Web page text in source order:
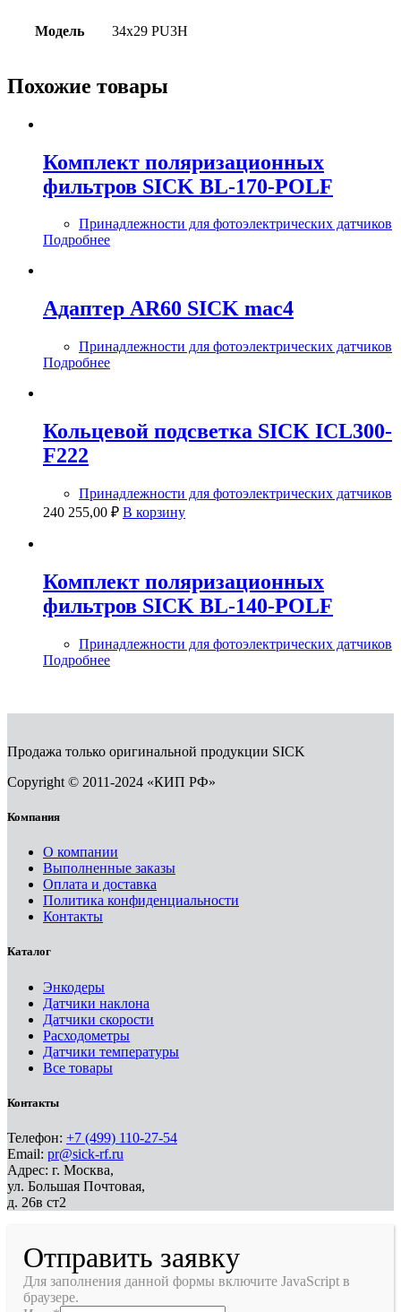
Модель 34х29 PU3H
Похожие товары
Комплект поляризационных
фильтров SICK BL-170-POLF
Принадлежности для фотоэлектрических датчиков
Подробнее
Адаптер AR60 SICK mac4
Принадлежности для фотоэлектрических датчиков
Подробнее
Кольцевой подсветка SICK ICL300-
F222
Принадлежности для фотоэлектрических датчиков
240 255,00 ₽ В корзину
Комплект поляризационных
фильтров SICK BL-140-POLF
Принадлежности для фотоэлектрических датчиков
Подробнее
Продажа только оригинальной продукции SICK
Copyright © 2011-2024 «КИП РФ»
Компания
О компании
Выполненные заказы
Оплата и доставка
Политика конфиденциальности
Контакты
Каталог
Энкодеры
Датчики наклона
Датчики скорости
Расходометры
Датчики температуры
Все товары
Контакты
Телефон: +7 (499) 110-27-54
Email: pr@sick-rf.ru
Адрес: г. Москва,
ул. Большая Почтовая,
д. 26в ст2
Отправить заявку
Для заполнения данной формы включите JavaScript в
браузере.